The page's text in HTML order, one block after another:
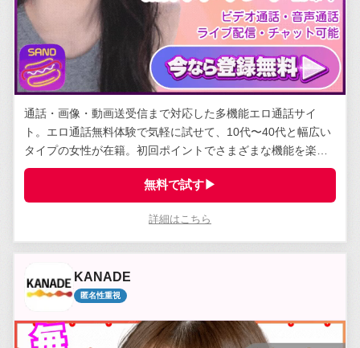
通話・画像・動画送受信まで対応した多機能エロ通話サイ
ト。エロ通話無料体験で気軽に試せて、10代〜40代と幅広い
タイプの女性が在籍。初回ポイントでさまざまな機能を楽し
める。
無料で試す▶
詳細はこちら
KANADE
匿名性重視